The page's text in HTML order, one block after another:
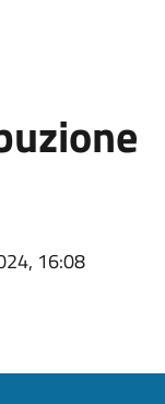
16:08